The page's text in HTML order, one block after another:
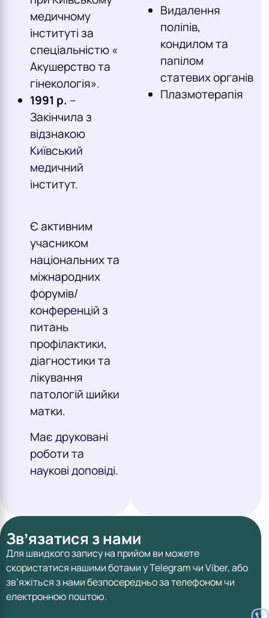
медичному
інституті за
спеціальністю «
Акушерство та
гінекологія».
1991 р. –
Закінчила з
відзнакою
Київський
медичний
інститут.
Є активним
учасником
національних та
міжнародних
форумів/
конференцій з
питань
профілактики,
діагностики та
лікування
патологій шийки
матки.
Має друковані
роботи та
наукові доповіді.
Видалення
поліпів,
кондилом та
папілом
статевих органів
Плазмотерапія
Звʼязатися з нами
Для швидкого запису на прийом ви можете
скористатися нашими ботами у Telegram чи Viber, або
зв’яжіться з нами безпосередньо за телефоном чи
електронною поштою.